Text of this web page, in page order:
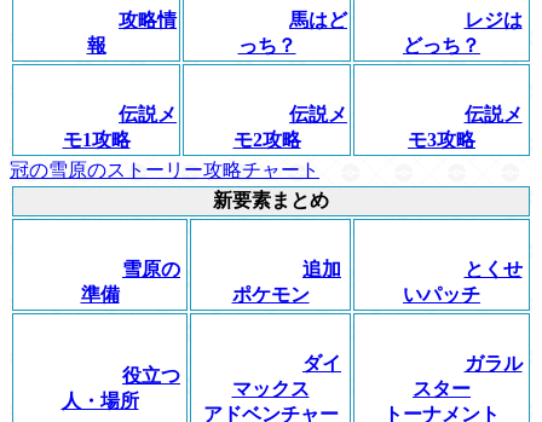
攻略情
報
馬はど
っち？
レジは
どっち？
伝説メ
モ1攻略
伝説メ
モ2攻略
伝説メ
モ3攻略
冠の雪原のストーリー攻略チャート
新要素まとめ
雪原の
準備
追加
ポケモン
とくせ
いパッチ
役立つ
人・場所
ダイ
マックス
アドベンチャー
ガラル
スター
トーナメント